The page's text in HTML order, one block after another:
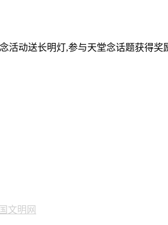
活动送长明灯,参与天堂念话题获得奖
文明网